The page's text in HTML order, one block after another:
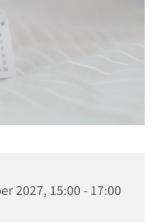
2027, 15:00 - 17:00